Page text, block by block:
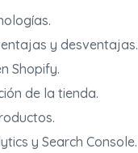
y desventajas.
Shopify.
de la tienda.
y Search Console.